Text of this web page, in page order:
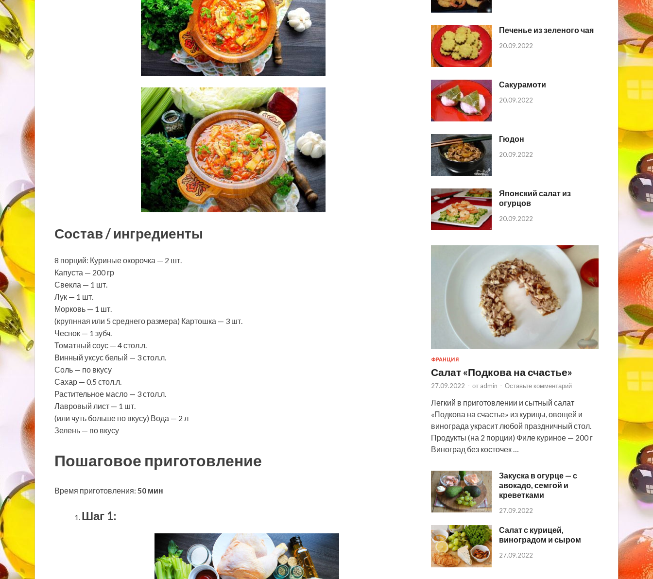
Состав / ингредиенты
8 порций: Куриные окорочка — 2 шт.
Капуста — 200 гр
Свекла — 1 шт.
Лук — 1 шт.
Морковь — 1 шт.
(крупнная или 5 среднего размера) Картошка — 3 шт.
Чеснок — 1 зубч.
Томатный соус — 4 стол.л.
Винный уксус белый — 3 стол.л.
Соль — по вкусу
Сахар — 0.5 стол.л.
Растительное масло — 3 стол.л.
Лавровый лист — 1 шт.
(или чуть больше по вкусу) Вода — 2 л
Зелень — по вкусу
Пошаговое приготовление
Время приготовления: 50 мин
Шаг 1:
Печенье из зеленого чая
20.09.2022
Сакурамоти
20.09.2022
Гюдон
20.09.2022
Японский салат из
огурцов
20.09.2022
ФРАНЦИЯ
Салат «Подкова на счастье»
27.09.2022 - от admin - Оставьте комментарий
Легкий в приготовлении и сытный салат
«Подкова на счастье» из курицы, овощей и
винограда украсит любой праздничный стол.
Продукты (на 2 порции) Филе куриное — 200 г
Виноград без косточек …
Закуска в огурце — с
авокадо, семгой и
креветками
27.09.2022
Салат с курицей,
виноградом и сыром
27.09.2022